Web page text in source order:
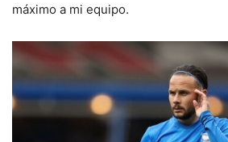
máximo a mi equipo.